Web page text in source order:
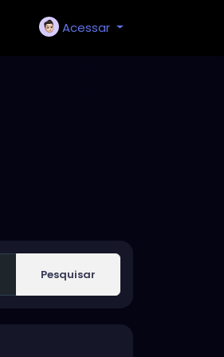
Acessar
Pesquisar